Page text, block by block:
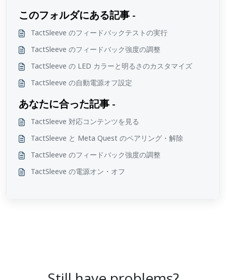
このフォルダにある記事 -
TactSleeve のフィードバックテストの実行
TactSleeve のフィードバック強度の調整
TactSleeve の LED カラーと明るさのカスタマイズ
TactSleeve の自動電源オフ設定
あなたに合った記事 -
TactSleeve 対応コンテンツを見る
TactSleeve と Meta Quest のペアリング・解除
TactSleeve のフィードバック強度の調整
TactSleeve の電源オン・オフ